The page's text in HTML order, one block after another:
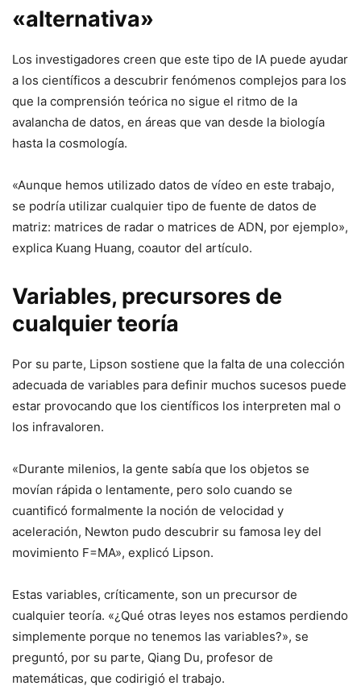
«alternativa»
Los investigadores creen que este tipo de IA puede ayudar
a los científicos a descubrir fenómenos complejos para los
que la comprensión teórica no sigue el ritmo de la
avalancha de datos, en áreas que van desde la biología
hasta la cosmología.
«Aunque hemos utilizado datos de vídeo en este trabajo,
se podría utilizar cualquier tipo de fuente de datos de
matriz: matrices de radar o matrices de ADN, por ejemplo»,
explica Kuang Huang, coautor del artículo.
Variables, precursores de
cualquier teoría
Por su parte, Lipson sostiene que la falta de una colección
adecuada de variables para definir muchos sucesos puede
estar provocando que los científicos los interpreten mal o
los infravaloren.
«Durante milenios, la gente sabía que los objetos se
movían rápida o lentamente, pero solo cuando se
cuantificó formalmente la noción de velocidad y
aceleración, Newton pudo descubrir su famosa ley del
movimiento F=MA», explicó Lipson.
Estas variables, críticamente, son un precursor de
cualquier teoría. «¿Qué otras leyes nos estamos perdiendo
simplemente porque no tenemos las variables?», se
preguntó, por su parte, Qiang Du, profesor de
matemáticas, que codirigió el trabajo.